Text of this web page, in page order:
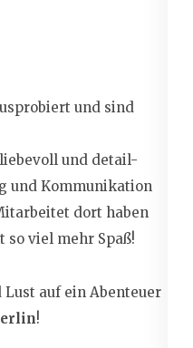
und sind
und detail-
und Kommunikation
dort haben
so viel mehr Spaß!
auf ein Abenteuer
!